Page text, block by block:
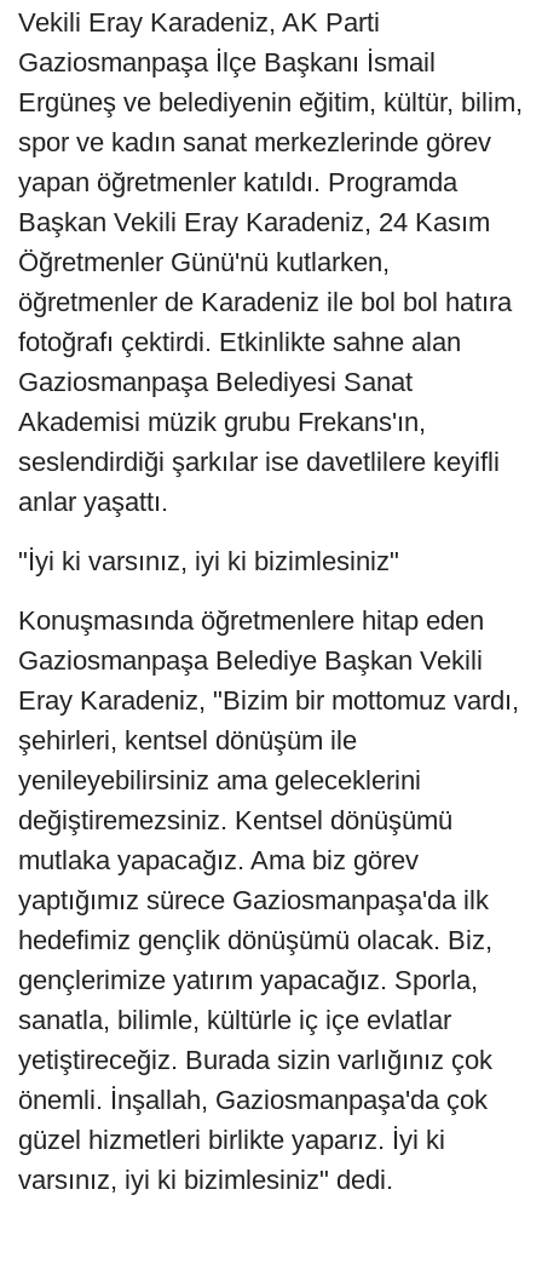
Vekili Eray Karadeniz, AK Parti
Gaziosmanpaşa İlçe Başkanı İsmail
Ergüneş ve belediyenin eğitim, kültür, bilim,
spor ve kadın sanat merkezlerinde görev
yapan öğretmenler katıldı. Programda
Başkan Vekili Eray Karadeniz, 24 Kasım
Öğretmenler Günü'nü kutlarken,
öğretmenler de Karadeniz ile bol bol hatıra
fotoğrafı çektirdi. Etkinlikte sahne alan
Gaziosmanpaşa Belediyesi Sanat
Akademisi müzik grubu Frekans'ın,
seslendirdiği şarkılar ise davetlilere keyifli
anlar yaşattı.
"İyi ki varsınız, iyi ki bizimlesiniz"
Konuşmasında öğretmenlere hitap eden
Gaziosmanpaşa Belediye Başkan Vekili
Eray Karadeniz, "Bizim bir mottomuz vardı,
şehirleri, kentsel dönüşüm ile
yenileyebilirsiniz ama geleceklerini
değiştiremezsiniz. Kentsel dönüşümü
mutlaka yapacağız. Ama biz görev
yaptığımız sürece Gaziosmanpaşa'da ilk
hedefimiz gençlik dönüşümü olacak. Biz,
gençlerimize yatırım yapacağız. Sporla,
sanatla, bilimle, kültürle iç içe evlatlar
yetiştireceğiz. Burada sizin varlığınız çok
önemli. İnşallah, Gaziosmanpaşa'da çok
güzel hizmetleri birlikte yaparız. İyi ki
varsınız, iyi ki bizimlesiniz" dedi.